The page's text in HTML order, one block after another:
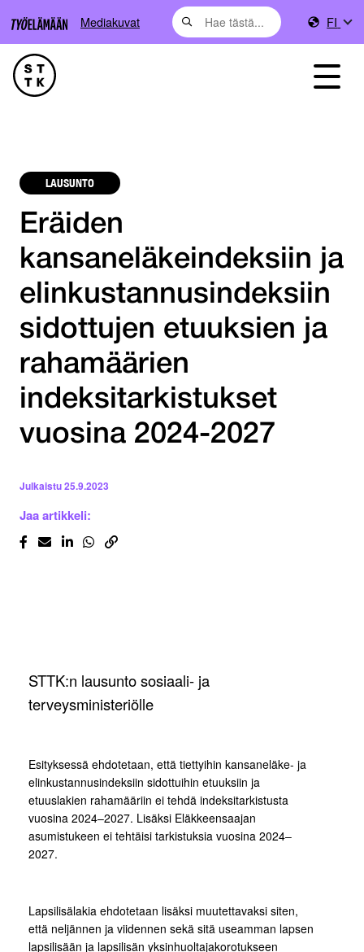
Mediakuvat FI
LAUSUNTO
Eräiden
kansaneläkeindeksiin ja
elinkustannusindeksiin
sidottujen etuuksien ja
rahamäärien
indeksitarkistukset
vuosina 2024-2027
Julkaistu25.9.2023
Jaa artikkeli:
STTK:n lausunto sosiaali- ja
terveysministeriölle
Esityksessä ehdotetaan, että tiettyihin kansaneläke- ja
elinkustannusindeksiin sidottuihin etuuksiin ja
etuuslakien rahamääriin ei tehdä indeksitarkistusta
vuosina 2024–2027. Lisäksi Eläkkeensaajan
asumistukeen ei tehtäisi tarkistuksia vuosina 2024‒
2027.
Lapsilisälakia ehdotetaan lisäksi muutettavaksi siten,
että neljännen ja viidennen sekä sitä useamman lapsen
lapsilisään ja lapsilisän yksinhuoltajakorotukseen